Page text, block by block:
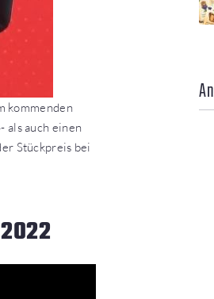
kommenden
auch einen
Stückpreis bei